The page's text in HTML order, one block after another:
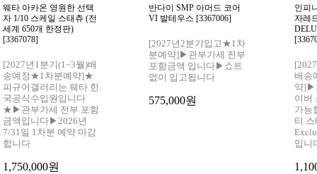
웨타 아카온 영원한 선택
자 1/10 스케일 스태츄 (전
세계 650개 한정판)
[3367078]
[2027년1분기(1~3월)배
송예정★1차분예약]★
피규어갤러리는 웨타 한
국공식수입원입니다
★▶관부가세 전부 포함
금액입니다▶2026년
7/31일 1차분 예약 마감
합니다
1,750,000원
반다이 SMP 아머드 코어
VI 발테우스 [3367006]
[2027년2분기입고★1차
분예약]▶관부가세 전부
포함금액 입니다▶쇼트
없이 입고됩니다
575,000원
인피
자레
배송
약]▶
이버
가
티
입